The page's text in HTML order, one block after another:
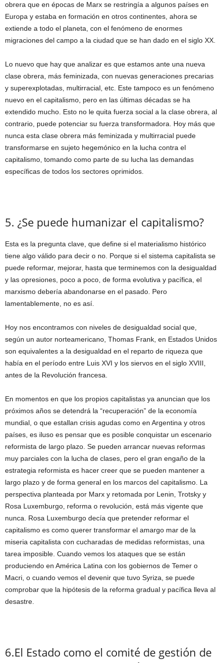
obrera que en épocas de Marx se restringía a algunos países en
Europa y estaba en formación en otros continentes, ahora se
extiende a todo el planeta, con el fenómeno de enormes
migraciones del campo a la ciudad que se han dado en el siglo XX.
Lo nuevo que hay que analizar es que estamos ante una nueva
clase obrera, más feminizada, con nuevas generaciones precarias
y superexplotadas, multirracial, etc. Este tampoco es un fenómeno
nuevo en el capitalismo, pero en las últimas décadas se ha
extendido mucho. Esto no le quita fuerza social a la clase obrera, al
contrario, puede potenciar su fuerza transformadora. Hoy más que
nunca esta clase obrera más feminizada y multirracial puede
transformarse en sujeto hegemónico en la lucha contra el
capitalismo, tomando como parte de su lucha las demandas
específicas de todos los sectores oprimidos.
5. ¿Se puede humanizar el capitalismo?
Esta es la pregunta clave, que define si el materialismo histórico
tiene algo válido para decir o no. Porque si el sistema capitalista se
puede reformar, mejorar, hasta que terminemos con la desigualdad
y las opresiones, poco a poco, de forma evolutiva y pacífica, el
marxismo debería abandonarse en el pasado. Pero
lamentablemente, no es así.
Hoy nos encontramos con niveles de desigualdad social que,
según un autor norteamericano, Thomas Frank, en Estados Unidos
son equivalentes a la desigualdad en el reparto de riqueza que
había en el período entre Luis XVI y los siervos en el siglo XVIII,
antes de la Revolución francesa.
En momentos en que los propios capitalistas ya anuncian que los
próximos años se detendrá la “recuperación” de la economía
mundial, o que estallan crisis agudas como en Argentina y otros
países, es iluso es pensar que es posible conquistar un escenario
reformista de largo plazo. Se pueden arrancar nuevas reformas
muy parciales con la lucha de clases, pero el gran engaño de la
estrategia reformista es hacer creer que se pueden mantener a
largo plazo y de forma general en los marcos del capitalismo. La
perspectiva planteada por Marx y retomada por Lenin, Trotsky y
Rosa Luxemburgo, reforma o revolución, está más vigente que
nunca. Rosa Luxemburgo decía que pretender reformar el
capitalismo es como querer transformar el amargo mar de la
miseria capitalista con cucharadas de medidas reformistas, una
tarea imposible. Cuando vemos los ataques que se están
produciendo en América Latina con los gobiernos de Temer o
Macri, o cuando vemos el devenir que tuvo Syriza, se puede
comprobar que la hipótesis de la reforma gradual y pacífica lleva al
desastre.
6.El Estado como el comité de gestión de